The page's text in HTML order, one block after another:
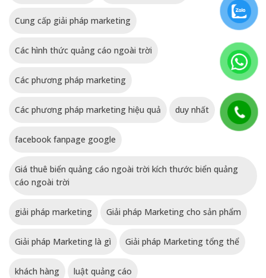
Cung cấp giải pháp marketing
Các hình thức quảng cáo ngoài trời
Các phương pháp marketing
Các phương pháp marketing hiệu quả duy nhất
facebook fanpage google
Giá thuê biển quảng cáo ngoài trời kích thước biển quảng
cáo ngoài trời
giải pháp marketing Giải pháp Marketing cho sản phẩm
Giải pháp Marketing là gì Giải pháp Marketing tổng thể
khách hàng luật quảng cáo